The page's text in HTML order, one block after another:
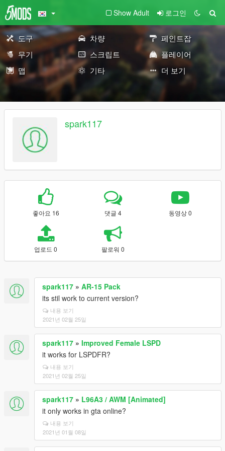
Show Adult 로그인
도구 차량
페인트잡
무기
스크립트
플레이어
맵
기타 더 보기
spark117
좋아요 16 댓글 4 동영상 0
업로드 0 팔로워 0
spark117 » AR-15 Pack
its stil work to current version?
내용 보기
2021년 02월 25일
spark117 » Improved Female LSPD
it works for LSPDFR?
내용 보기
2021년 02월 25일
spark117 » L96A3 / AWM [Animated]
it only works in gta online?
내용 보기
2021년 01월 08일